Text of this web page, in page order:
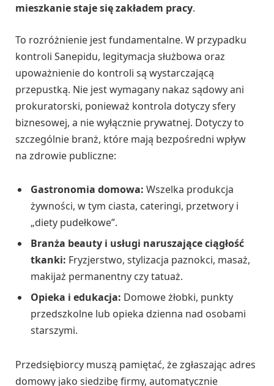
mieszkanie staje się zakładem pracy.
To rozróżnienie jest fundamentalne. W przypadku
kontroli Sanepidu, legitymacja służbowa oraz
upoważnienie do kontroli są wystarczającą
przepustką. Nie jest wymagany nakaz sądowy ani
prokuratorski, ponieważ kontrola dotyczy sfery
biznesowej, a nie wyłącznie prywatnej. Dotyczy to
szczególnie branż, które mają bezpośredni wpływ
na zdrowie publiczne:
Gastronomia domowa: Wszelka produkcja
żywności, w tym ciasta, cateringi, przetwory i
„diety pudełkowe”.
Branża beauty i usługi naruszające ciągłość
tkanki: Fryzjerstwo, stylizacja paznokci, masaż,
makijaż permanentny czy tatuaż.
Opieka i edukacja: Domowe żłobki, punkty
przedszkolne lub opieka dzienna nad osobami
starszymi.
Przedsiębiorcy muszą pamiętać, że zgłaszając adres
domowy jako siedzibę firmy, automatycznie